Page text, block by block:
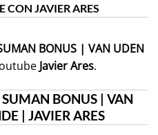
CON JAVIER ARES
BONUS | VAN UDEN
Javier Ares.
BONUS | VAN
| JAVIER ARES